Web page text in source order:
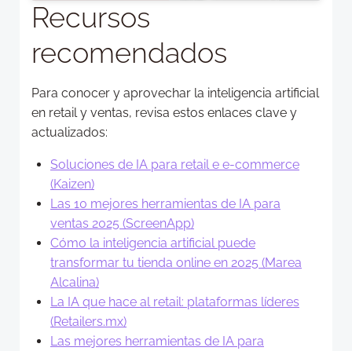
Recursos
recomendados
Para conocer y aprovechar la inteligencia artificial
en retail y ventas, revisa estos enlaces clave y
actualizados:
Soluciones de IA para retail e e-commerce
(Kaizen)
Las 10 mejores herramientas de IA para
ventas 2025 (ScreenApp)
Cómo la inteligencia artificial puede
transformar tu tienda online en 2025 (Marea
Alcalina)
La IA que hace al retail: plataformas líderes
(Retailers.mx)
Las mejores herramientas de IA para